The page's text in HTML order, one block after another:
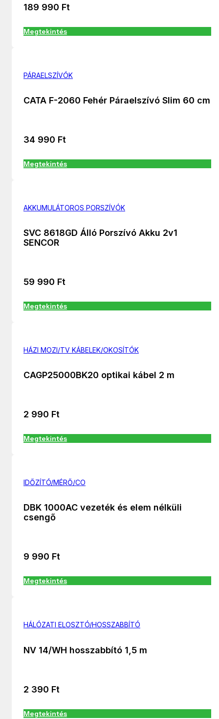
189 990 Ft
Megtekintés
PÁRAELSZÍVÓK
CATA F-2060 Fehér Páraelszívó Slim 60 cm
34 990 Ft
Megtekintés
AKKUMULÁTOROS PORSZÍVÓK
SVC 8618GD Álló Porszívó Akku 2v1
SENCOR
59 990 Ft
Megtekintés
HÁZI MOZI/TV KÁBELEK/OKOSÍTÓK
CAGP25000BK20 optikai kábel 2 m
2 990 Ft
Megtekintés
IDŐZÍTÓ/MÉRŐ/CO
DBK 1000AC vezeték és elem nélküli
csengő
9 990 Ft
Megtekintés
HÁLÓZATI ELOSZTÓ/HOSSZABBÍTÓ
NV 14/WH hosszabbító 1,5 m
2 390 Ft
Megtekintés